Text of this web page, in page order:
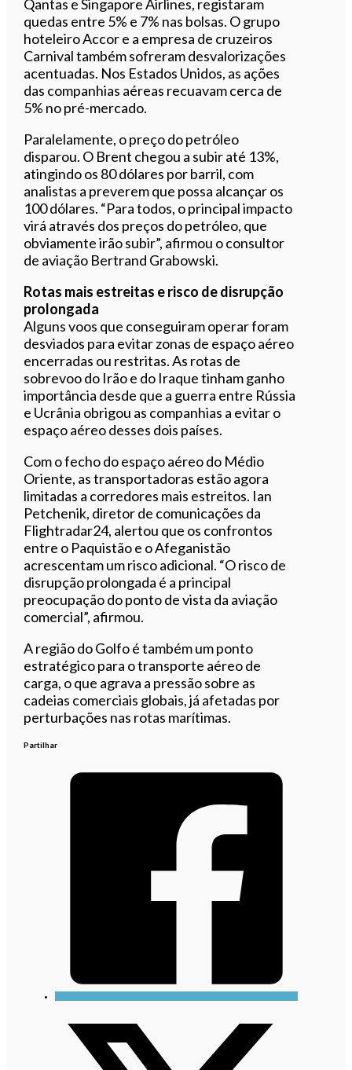
Qantas e Singapore Airlines, registaram
quedas entre 5% e 7% nas bolsas. O grupo
hoteleiro Accor e a empresa de cruzeiros
Carnival também sofreram desvalorizações
acentuadas. Nos Estados Unidos, as ações
das companhias aéreas recuavam cerca de
5% no pré-mercado.
Paralelamente, o preço do petróleo
disparou. O Brent chegou a subir até 13%,
atingindo os 80 dólares por barril, com
analistas a preverem que possa alcançar os
100 dólares. “Para todos, o principal impacto
virá através dos preços do petróleo, que
obviamente irão subir”, afirmou o consultor
de aviação Bertrand Grabowski.
Rotas mais estreitas e risco de disrupção
prolongada
Alguns voos que conseguiram operar foram
desviados para evitar zonas de espaço aéreo
encerradas ou restritas. As rotas de
sobrevoo do Irão e do Iraque tinham ganho
importância desde que a guerra entre Rússia
e Ucrânia obrigou as companhias a evitar o
espaço aéreo desses dois países.
Com o fecho do espaço aéreo do Médio
Oriente, as transportadoras estão agora
limitadas a corredores mais estreitos. Ian
Petchenik, diretor de comunicações da
Flightradar24, alertou que os confrontos
entre o Paquistão e o Afeganistão
acrescentam um risco adicional. “O risco de
disrupção prolongada é a principal
preocupação do ponto de vista da aviação
comercial”, afirmou.
A região do Golfo é também um ponto
estratégico para o transporte aéreo de
carga, o que agrava a pressão sobre as
cadeias comerciais globais, já afetadas por
perturbações nas rotas marítimas.
Partilhar